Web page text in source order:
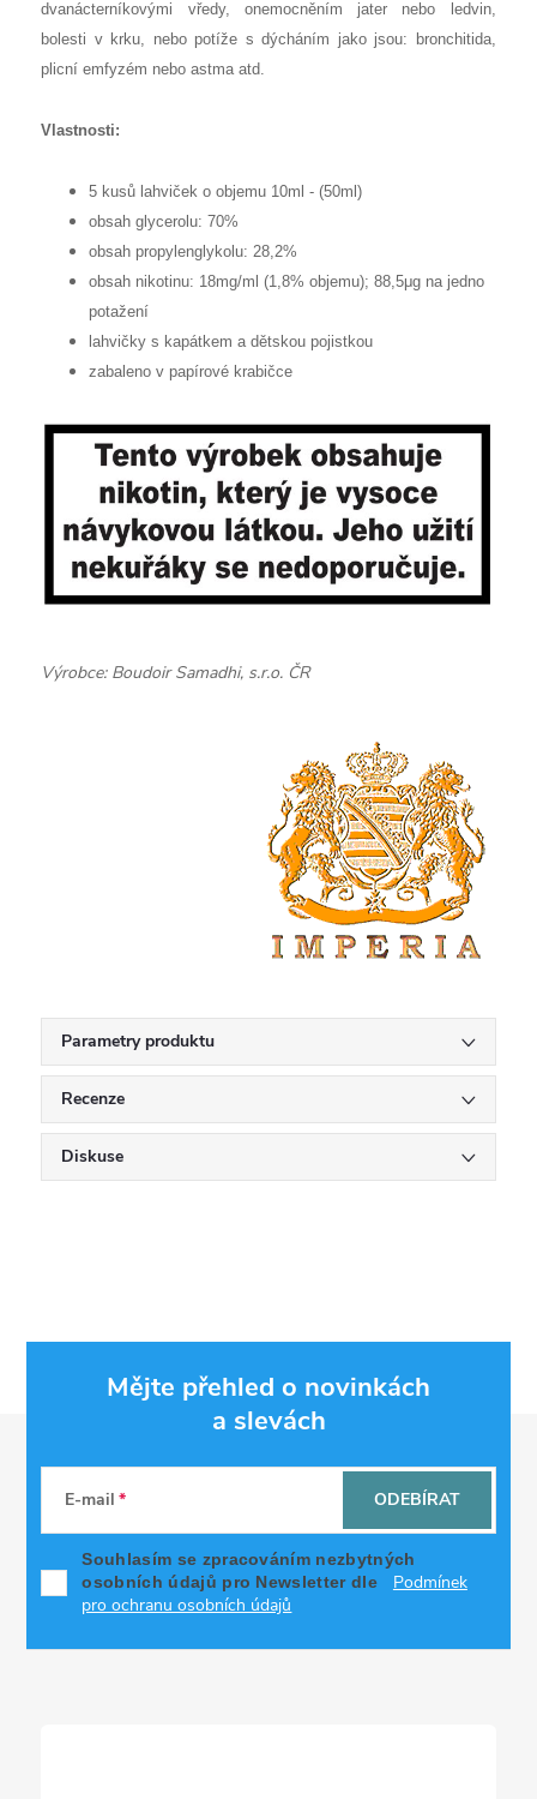
dvanácterníkovými vředy, onemocněním jater nebo ledvin,
bolesti v krku, nebo potíže s dýcháním jako jsou: bronchitida,
plicní emfyzém nebo astma atd.
Vlastnosti:
5 kusů lahviček o objemu 10ml - (50ml)
obsah glycerolu: 70%
obsah propylenglykolu: 28,2%
obsah nikotinu: 18mg/ml (1,8% objemu); 88,5μg na jedno
potažení
lahvičky s kapátkem a dětskou pojistkou
zabaleno v papírové krabičce
Výrobce: Boudoir Samadhi, s.r.o. ČR
Parametry produktu
Recenze
Diskuse
Mějte přehled o novinkách
a slevách
E-mail
Souhlasím se zpracováním nezbytných
osobních údajů pro Newsletter dle
Podmínek
pro ochranu osobních údajů
ODEBÍRAT